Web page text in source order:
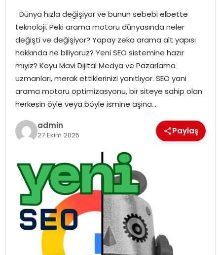
İDEAL SPOR
YAŞAM
MAGAZIN
SAĞLIK
SOSYAL HABER
Dünya hızla değişiyor ve bunun sebebi elbette
teknoloji. Peki arama motoru dünyasında neler
değişti ve değişiyor? Yapay zeka arama alt yapısı
hakkında ne biliyoruz? Yeni SEO sistemine hazır
mıyız? Koyu Mavi Dijital Medya ve Pazarlama
uzmanları, merak ettiklerinizi yanıtlıyor. SEO yani
arama motoru optimizasyonu, bir siteye sahip olan
herkesin öyle veya böyle ismine aşina…
admin
27 Ekim 2025 Paylaş